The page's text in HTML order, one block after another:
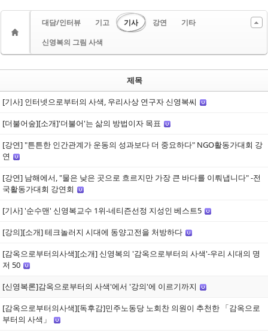
대담/인터뷰 기고 기사 강연
기타
신영복의 그림 사색
제목
[기사] 인터넷으로부터의 사색, 우리사상 연구자 신영복씨
[더불어숲][소개]'더불어'는 삶의 방법이자 목표
[강연] "튼튼한 인간관계가 운동의 성과보다 더 중요하다" NGO활동가대회 강
연
[강연] 남해에서, "물은 낮은 곳으로 흐르지만 가장 큰 바다를 이뤄냅니다" -전
국활동가대회 강연회
[기사] '순수맨' 신영복교수 1위-네티즌선정 지성인 베스트5
[강의][소개] 테크놀러지 시대에 동양고전을 처방하다
[감옥으로부터의사색][소개] 신영복의 '감옥으로부터의 사색'-우리 시대의 명
저 50
[신영복론]감옥으로부터의 사색'에서 '강의'에 이르기까지
[감옥으로부터의사색][독후감]민주노동당 노회찬 의원이 추천한 「감옥으로
부터의 사색」